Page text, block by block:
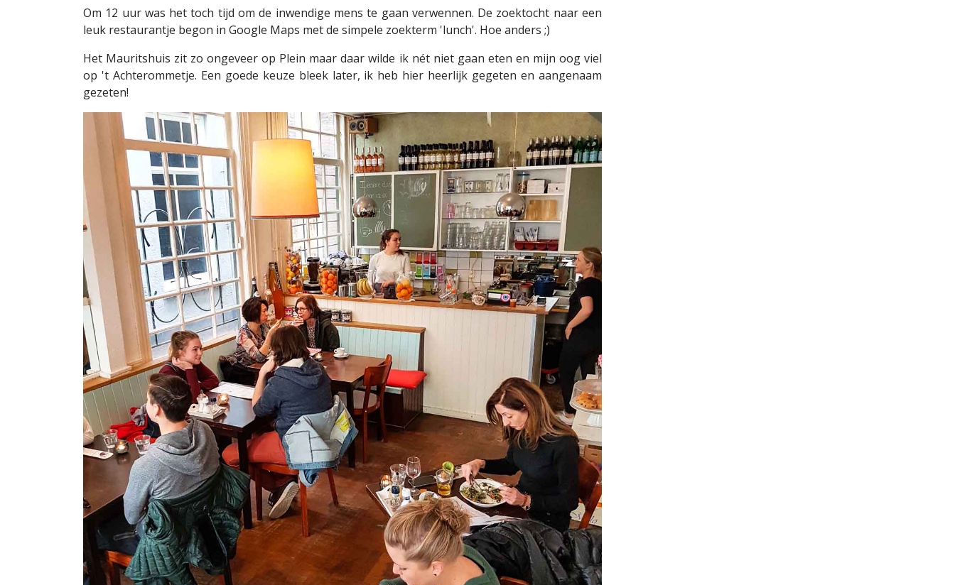
Om 12 uur was het toch tijd om de inwendige mens te gaan verwennen. De zoektocht naar een
leuk restaurantje begon in Google Maps met de simpele zoekterm 'lunch'. Hoe anders ;)
Het Mauritshuis zit zo ongeveer op Plein maar daar wilde ik nét niet gaan eten en mijn oog viel
op 't Achterommetje. Een goede keuze bleek later, ik heb hier heerlijk gegeten en aangenaam
gezeten!